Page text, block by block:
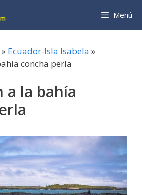
Menú
» Ecuador-Isla Isabela »
concha perla
a la bahía